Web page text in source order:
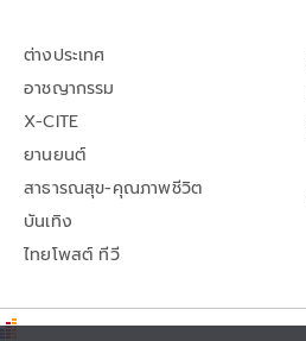
ต่างประเทศ
อาชญากรรม
X-CITE
ยานยนต์
สาธารณสุข-คุณภาพชีวิต
บันเทิง
ไทยโพสต์ ทีวี